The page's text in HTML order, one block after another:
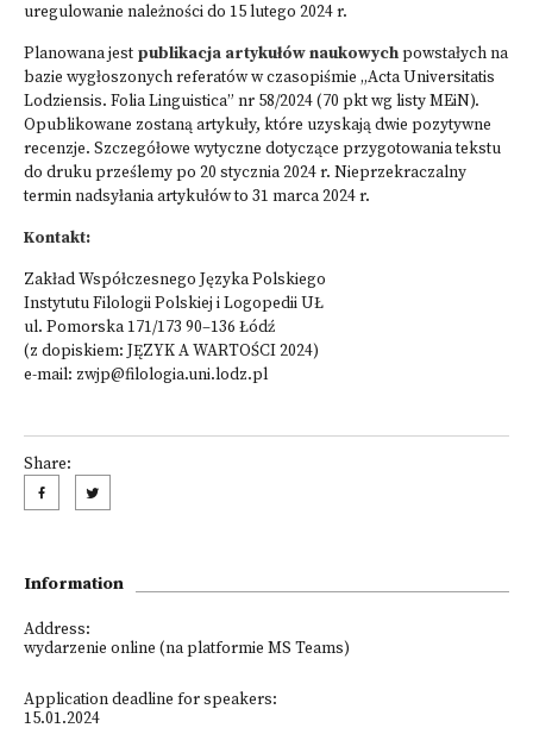
uregulowanie należności do 15 lutego 2024 r.
Planowana jest publikacja artykułów naukowychpowstałych na
bazie wygłoszonych referatów w czasopiśmie „Acta Universitatis
Lodziensis. Folia Linguistica” nr 58/2024 (70 pkt wg listy MEiN).
Opublikowane zostaną artykuły, które uzyskają dwie pozytywne
recenzje. Szczegółowe wytyczne dotyczące przygotowania tekstu
do druku prześlemy po 20 stycznia 2024 r. Nieprzekraczalny
termin nadsyłania artykułów to 31 marca 2024 r.
Kontakt:
Zakład Współczesnego Języka Polskiego
Instytutu Filologii Polskiej i Logopedii UŁ
ul. Pomorska 171/173 90–136 Łódź
(z dopiskiem: JĘZYK A WARTOŚCI 2024)
e-mail: zwjp@filologia.uni.lodz.pl
Share:
Information
Address:
wydarzenie online (na platformie MS Teams)
Application deadline for speakers:
15.01.2024